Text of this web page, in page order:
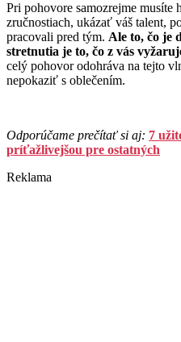
Pri pohovore samozrejme
zručnostiach, ukázať váš talent,
pracovali pred tým. Ale to, čo je
stretnutia je to, čo z vás
celý pohovor odohráva na tejto
nepokaziť s oblečením.
Odporúčame prečítať si aj: 7
príťažlivejšou pre ostatných
Reklama